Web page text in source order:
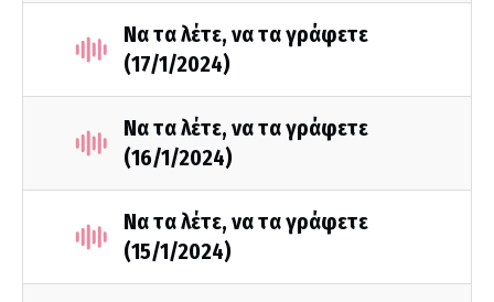
Να τα λέτε, να τα γράφετε
(17/1/2024)
Να τα λέτε, να τα γράφετε
(16/1/2024)
Να τα λέτε, να τα γράφετε
(15/1/2024)